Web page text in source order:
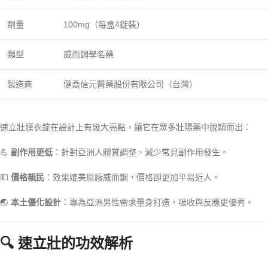
劑量 100mg（每盒4錠裝）
類型 威而鋼學名藥
製造商 健喬信元醫藥股份有限公司（台灣）
速立壯膜衣錠在設計上有幾大亮點，讓它在眾多壯陽藥中脫穎而出：
💪 副作用更低 ：針對亞洲人體質調整，減少常見副作用發生。
💵 價格親民 ：效果媲美原廠威而鋼，價格卻更加平易近人。
🌏 本土優化設計 ：專為亞洲男性需求量身打造，吸收與反應更優秀。
🔍 速立壯的功效解析